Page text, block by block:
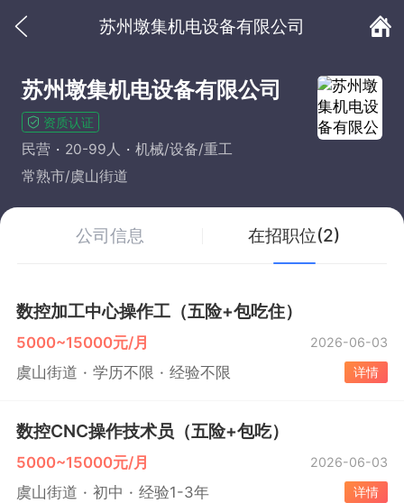
苏州墩集机电设备有限公司
苏州墩集机电设备有限公司
资质认证
民营 20-99人
机械/设备/重工
常熟市/虞山街道
公司信息 在招职位(2)
数控加工中心操作工（五险+包吃住）
5000~15000元/月 2026-06-03
虞山街道 学历不限 经验不限 详情
数控CNC操作技术员（五险+包吃）
5000~15000元/月 2026-06-03
虞山街道 初中 经验1-3年 详情